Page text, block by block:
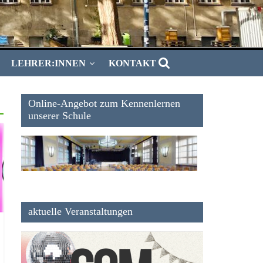
LEHRER:INNEN KONTAKT
Online-Angebot zum Kennenlernen
unserer Schule
aktuelle Veranstaltungen